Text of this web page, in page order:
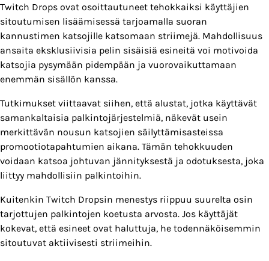
Twitch Drops ovat osoittautuneet tehokkaiksi käyttäjien
sitoutumisen lisäämisessä tarjoamalla suoran
kannustimen katsojille katsomaan striimejä. Mahdollisuus
ansaita eksklusiivisia pelin sisäisiä esineitä voi motivoida
katsojia pysymään pidempään ja vuorovaikuttamaan
enemmän sisällön kanssa.
Tutkimukset viittaavat siihen, että alustat, jotka käyttävät
samankaltaisia palkintojärjestelmiä, näkevät usein
merkittävän nousun katsojien säilyttämisasteissa
promootiotapahtumien aikana. Tämän tehokkuuden
voidaan katsoa johtuvan jännityksestä ja odotuksesta, joka
liittyy mahdollisiin palkintoihin.
Kuitenkin Twitch Dropsin menestys riippuu suurelta osin
tarjottujen palkintojen koetusta arvosta. Jos käyttäjät
kokevat, että esineet ovat haluttuja, he todennäköisemmin
sitoutuvat aktiivisesti striimeihin.